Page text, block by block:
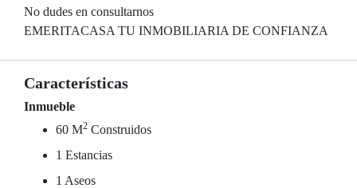
No dudes en consultarnos
EMERITACASA TU INMOBILIARIA DE CONFIANZA
Características
Inmueble
60 M2 Construidos
1 Estancias
1 Aseos